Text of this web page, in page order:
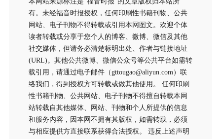
有。未经福音时报授权，任何印刷性书籍刊物、公共
网站、电子刊物不得转载或引用本网图文。欢迎个体
读者转载或分享于您个人的博客、微博、微信及其他
社交媒体，但请务必清楚标明出处、作者与链接地址
(URL)。其他公共微博、微信公众号等公共平台如需转
载引用，请通过电子邮件（gttougao@aliyun.com）联
络我们，得到授权方可转载或做其他使用。 任何印刷
性书籍刊物、公共网站、电子刊物不得擅自转载本网
站转载自其他媒体、网站、刊物和个人所提供的信息
和服务内容，因本网不拥有其版权，如需转载，必须
与相应提供方直接联系获得合法授权。 违反上述声明